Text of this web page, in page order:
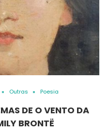
Outras Poesia
DE O VENTO DA
BRONTË